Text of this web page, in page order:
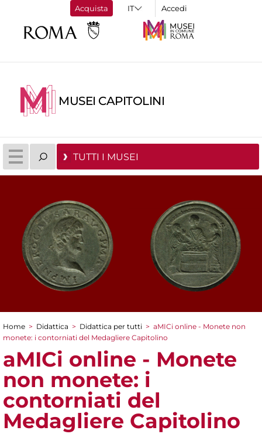
Acquista Accedi
MUSEI CAPITOLINI
TUTTI I MUSEI
Tu sei qui
Home > Didattica > Didattica per tutti > aMICi online - Monete non
monete: i contorniati del Medagliere Capitolino
aMICi online - Monete
non monete: i
contorniati del
Medagliere Capitolino